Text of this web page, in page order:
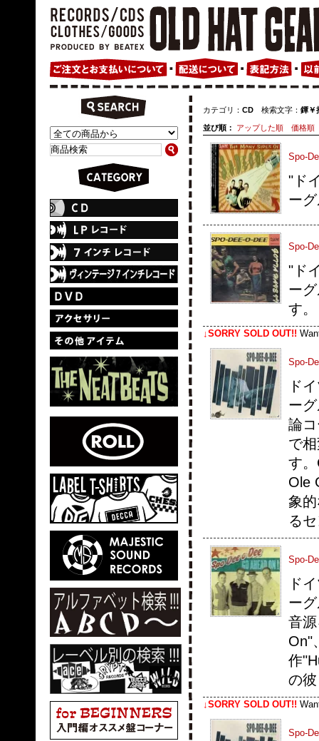
カテゴリ： CD 検索文字： 鐔￥
並び順： アップした順 価格順
Spo-
"ド
ー
Spo-
"ド
ー
す。
↓SORRY SOLD OUT!!
Spo-
ド
ー
論
で
す
Ole
象
る
Spo-
ド
ー
音
On"
作
の
↓SORRY SOLD OUT!!
Spo-